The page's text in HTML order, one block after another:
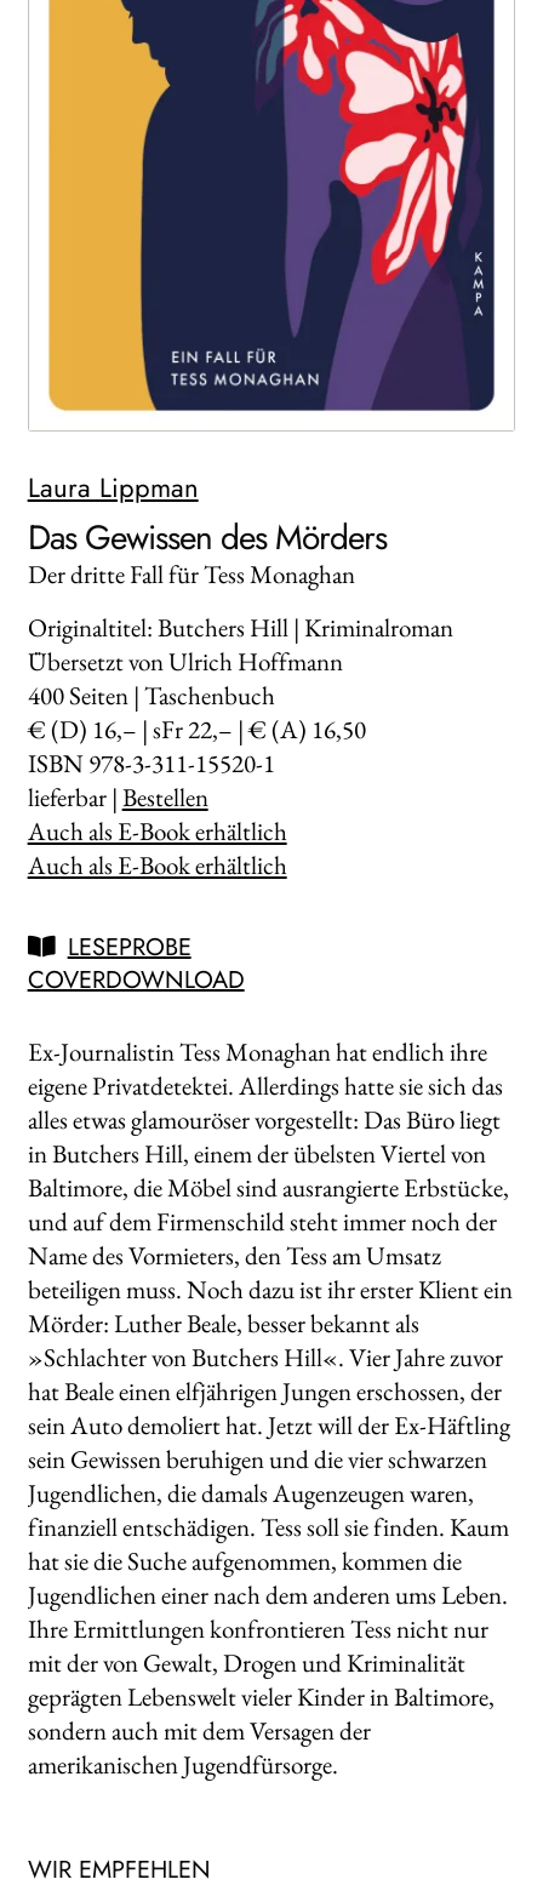
WEITERE VERLAGE
Laura Lippman
Das Gewissen des Mörders
Der dritte Fall für Tess Monaghan
Originaltitel: Butchers Hill | Kriminalroman
Übersetzt von Ulrich Hoffmann
400Seiten | Taschenbuch
€ (D) 16,– | sFr 22,– | € (A) 16,50
ISBN 978-3-311-15520-1
lieferbar |Bestellen
Auch als E-Book erhältlich
Auch als E-Book erhältlich
LESEPROBE
COVERDOWNLOAD
Ex-Journalistin Tess Monaghan hat endlich ihre
eigene Privatdetektei. Allerdings hatte sie sich das
alles etwas glamouröser vorgestellt: Das Büro liegt
in Butchers Hill, einem der übelsten Viertel von
Baltimore, die Möbel sind ausrangierte Erbstücke,
und auf dem Firmenschild steht immer noch der
Name des Vormieters, den Tess am Umsatz
beteiligen muss. Noch dazu ist ihr erster Klient ein
Mörder: Luther Beale, besser bekannt als
»Schlachter von Butchers Hill«. Vier Jahre zuvor
hat Beale einen elfjährigen Jungen erschossen, der
sein Auto demoliert hat. Jetzt will der Ex-Häftling
sein Gewissen beruhigen und die vier schwarzen
Jugendlichen, die damals Augenzeugen waren,
finanziell entschädigen. Tess soll sie finden. Kaum
hat sie die Suche aufgenommen, kommen die
Jugendlichen einer nach dem anderen ums Leben.
Ihre Ermittlungen konfrontieren Tess nicht nur
mit der von Gewalt, Drogen und Kriminalität
geprägten Lebenswelt vieler Kinder in Baltimore,
sondern auch mit dem Versagen der
amerikanischen Jugendfürsorge.
WIR EMPFEHLEN